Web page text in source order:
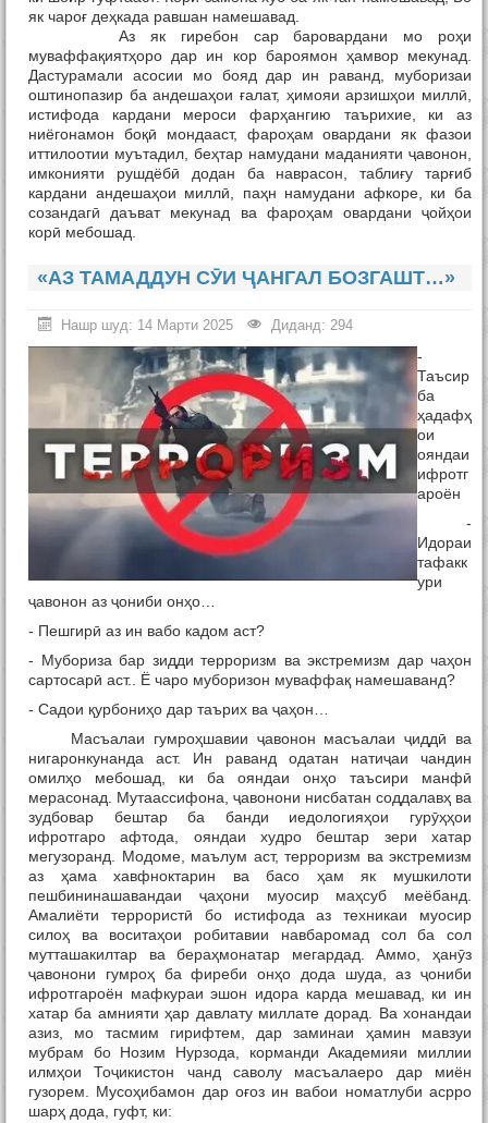
як чароғ деҳкада равшан намешавад.
Аз як гиребон сар баровардани мо роҳи
муваффақиятҳоро дар ин кор бароямон ҳамвор мекунад.
Дастурамали асосии мо бояд дар ин раванд, муборизаи
оштинопазир ба андешаҳои ғалат, ҳимояи арзишҳои миллӣ,
истифода кардани мероси фарҳангию таърихие, ки аз
ниёгонамон боқӣ мондааст, фароҳам овардани як фазои
иттилоотии муътадил, беҳтар намудани маданияти ҷавонон,
имконияти рушдёбӣ додан ба наврасон, таблиғу тарғиб
кардани андешаҳои миллӣ, паҳн намудани афкоре, ки ба
созандагӣ даъват мекунад ва фароҳам овардани ҷойҳои
корӣ мебошад.
«АЗ ТАМАДДУН СӮИ ҶАНГАЛ БОЗГАШТ…»
Нашр шуд: 14 Марти 2025 Диданд: 294
-
Таъсир
ба
ҳадафҳ
ои
ояндаи
ифротг
ароён
-
Идораи
тафакк
ури
ҷавонон аз ҷониби онҳо…
- Пешгирӣ аз ин вабо кадом аст?
- Мубориза бар зидди терроризм ва экстремизм дар чаҳон
сартосарӣ аст.. Ё чаро муборизон муваффақ намешаванд?
- Садои қурбониҳо дар таърих ва ҷаҳон…
Масъалаи гумроҳшавии ҷавонон масъалаи ҷиддӣ ва
нигаронкунанда аст. Ин раванд одатан натиҷаи чандин
омилҳо мебошад, ки ба ояндаи онҳо таъсири манфӣ
мерасонад. Мутаассифона, ҷавонони нисбатан соддалавҳ ва
зудбовар бештар ба банди иедологияҳои гурӯҳҳои
ифротгаро афтода, ояндаи худро бештар зери хатар
мегузоранд. Модоме, маълум аст, терроризм ва экстремизм
аз ҳама хавфноктарин ва басо ҳам як мушкилоти
пешбининашавандаи ҷаҳони муосир маҳсуб меёбанд.
Амалиёти террористӣ бо истифода аз техникаи муосир
силоҳ ва воситаҳои робитавии навбаромад сол ба сол
мутташакилтар ва бераҳмонатар мегардад. Аммо, ҳанӯз
ҷавонони гумроҳ ба фиреби онҳо дода шуда, аз ҷониби
ифротгароён мафкураи эшон идора карда мешавад, ки ин
хатар ба амнияти ҳар давлату миллате дорад. Ва хонандаи
азиз, мо тасмим гирифтем, дар заминаи ҳамин мавзуи
мубрам бо Нозим Нурзода, корманди Академияи миллии
илмҳои Тоҷикистон чанд саволу масъалаеро дар миён
гузорем. Мусоҳибамон дар оғоз ин вабои номатлуби асрро
шарҳ дода, гуфт, ки: